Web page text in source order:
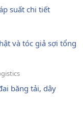
suất chi tiết
và tóc giả sợi tổng
băng tải, dây